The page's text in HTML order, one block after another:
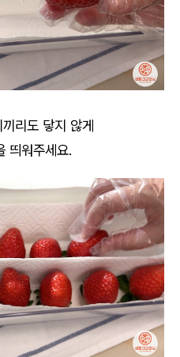
리도 닿지 않게
띄워주세요.